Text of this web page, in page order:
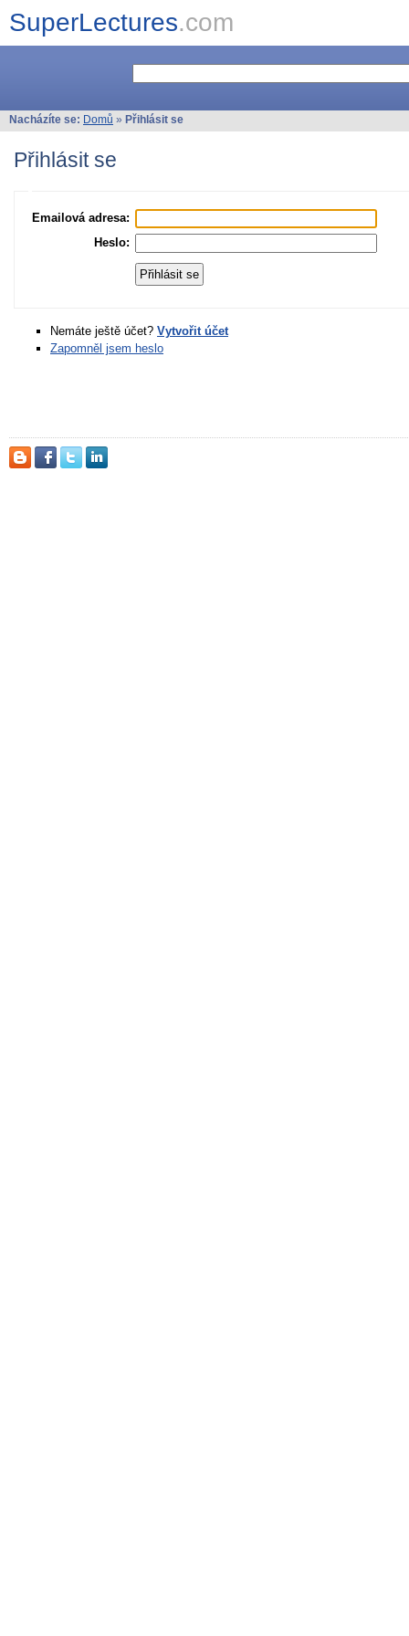
SuperLectures.com
Nacházíte se: Domů » Přihlásit se
Přihlásit se
Emailová adresa:
Heslo:
Nemáte ještě účet? Vytvořit účet
Zapomněl jsem heslo